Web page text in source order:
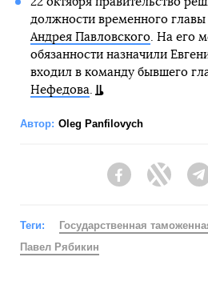
должности временного
Андрея Павловского. На его
обязанности назначили
входил в команду бывшего
Нефедова.
Автор: Oleg Panfilovych
FacebookTwitter
Теги:
Государственная
Павел Рябикин